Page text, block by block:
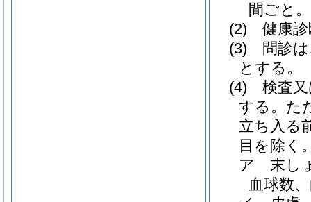
間ごと。
(2)
健康
(3)
問診
とする。
(4)
検査
する。 た
立ち入る
目を除く
ア
末し
血球数